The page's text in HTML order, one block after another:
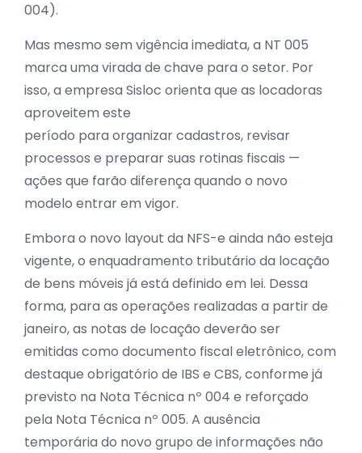
004).
Mas mesmo sem vigência imediata, a NT 005
marca uma virada de chave para o setor. Por
isso, a empresa Sisloc orienta que as locadoras
aproveitem este
período para organizar cadastros, revisar
processos e preparar suas rotinas fiscais —
ações que farão diferença quando o novo
modelo entrar em vigor.
Embora o novo layout da NFS-e ainda não esteja
vigente, o enquadramento tributário da locação
de bens móveis já está definido em lei. Dessa
forma, para as operações realizadas a partir de
janeiro, as notas de locação deverão ser
emitidas como documento fiscal eletrônico, com
destaque obrigatório de IBS e CBS, conforme já
previsto na Nota Técnica nº 004 e reforçado
pela Nota Técnica nº 005. A ausência
temporária do novo grupo de informações não